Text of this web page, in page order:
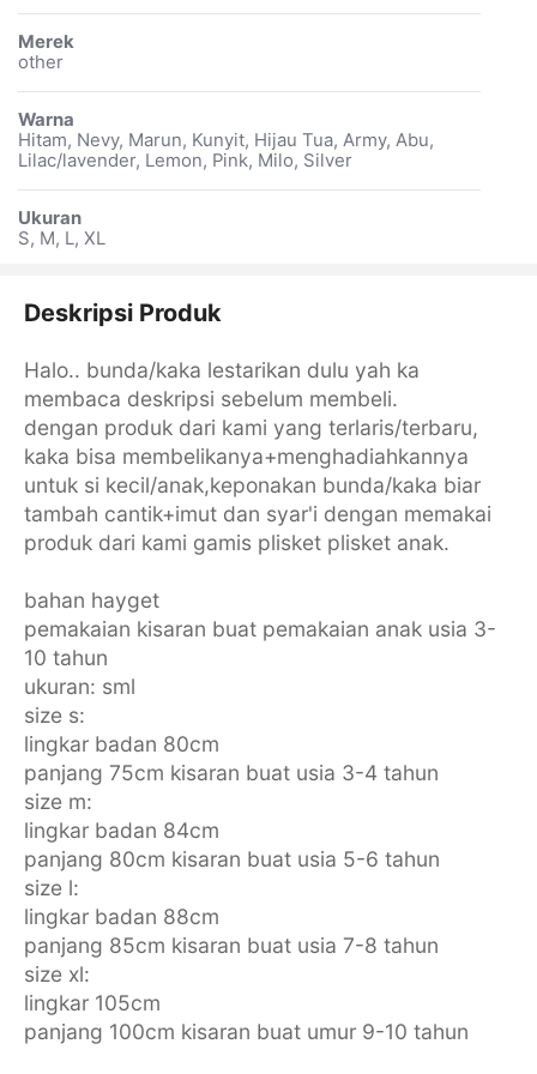
Merek
other
Warna
Hitam, Nevy, Marun, Kunyit, Hijau Tua, Army, Abu,
Lilac/lavender, Lemon, Pink, Milo, Silver
Ukuran
S, M, L, XL
Deskripsi Produk
Halo.. bunda/kaka lestarikan dulu yah ka
membaca deskripsi sebelum membeli.
dengan produk dari kami yang terlaris/terbaru,
kaka bisa membelikanya+menghadiahkannya
untuk si kecil/anak,keponakan bunda/kaka biar
tambah cantik+imut dan syar'i dengan memakai
produk dari kami gamis plisket plisket anak.
bahan hayget
pemakaian kisaran buat pemakaian anak usia 3-
10 tahun
ukuran: sml
size s:
lingkar badan 80cm
panjang 75cm kisaran buat usia 3-4 tahun
size m:
lingkar badan 84cm
panjang 80cm kisaran buat usia 5-6 tahun
size l:
lingkar badan 88cm
panjang 85cm kisaran buat usia 7-8 tahun
size xl:
lingkar 105cm
panjang 100cm kisaran buat umur 9-10 tahun